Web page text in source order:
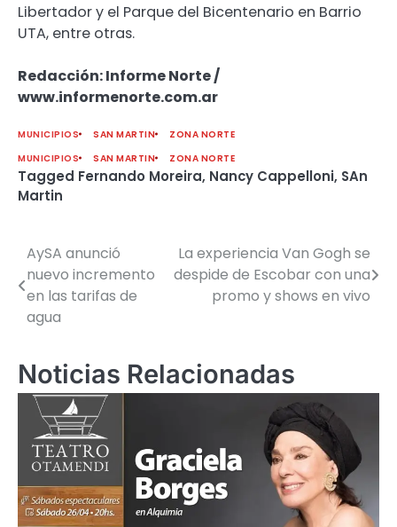
Libertador y el Parque del Bicentenario en Barrio
UTA, entre otras.
Redacción: Informe Norte /
www.informenorte.com.ar
MUNICIPIOS SAN MARTIN
ZONA NORTE
MUNICIPIOS
SAN MARTIN ZONA NORTE
Tagged Fernando Moreira, Nancy Cappelloni, SAn
Martin
Navegación
de
entradas
AySA anunció
nuevo incremento
en las tarifas de
agua
La experiencia Van Gogh se
despide de Escobar con una
promo y shows en vivo
Noticias Relacionadas